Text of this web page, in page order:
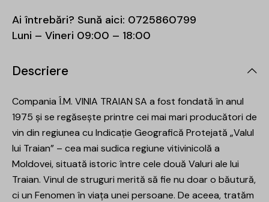
Ai întrebări? Sună aici: 0725860799
Luni – Vineri 09:00 – 18:00
Descriere
Compania Î.M. VINIA TRAIAN SA a fost fondată în anul
1975 și se regăsește printre cei mai mari producători de
vin din regiunea cu Indicație Geografică Protejată „Valul
lui Traian” – cea mai sudica regiune vitivinicolă a
Moldovei, situată istoric între cele două Valuri ale lui
Traian. Vinul de struguri merită să fie nu doar o băutură,
ci un Fenomen în viața unei persoane. De aceea, tratăm